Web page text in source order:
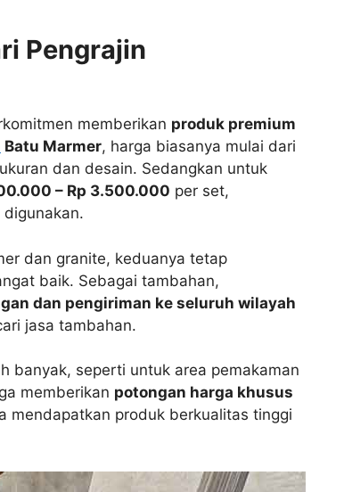
Pengrajin
memberikan produk premium
Batu Marmer, harga biasanya mulai dari
dan desain. Sedangkan untuk
– Rp 3.500.000 per set,
dan granite, keduanya tetap
baik. Sebagai tambahan,
dan pengiriman ke seluruh wilayah
jasa tambahan.
banyak, seperti untuk area pemakaman
memberikan potongan harga khusus
mendapatkan produk berkualitas tinggi